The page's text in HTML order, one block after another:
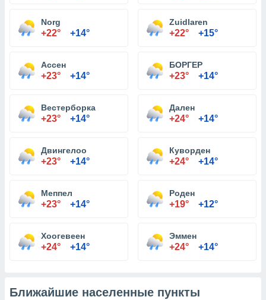
Norg
+22° +14°
Zuidlaren
+22° +15°
Ассен
+23° +14°
БОРГЕР
+23° +14°
Вестерборка
+23° +14°
Дален
+24° +14°
Двингелоо
+23° +14°
Куворден
+24° +14°
Меппел
+23° +14°
Роден
+19° +12°
Хоогевеен
+24° +14°
Эммен
+24° +14°
Ближайшие населенные пункты